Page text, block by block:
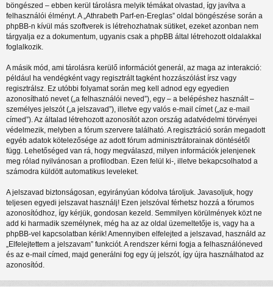
böngészed – ebben kerül tárolásra melyik témákat olvastad, így javítva a
felhasználói élményt. A „Athrabeth Parf-en-Ereglas” oldal böngészése során a
phpBB-n kívül más szoftverek is létrehozhatnak sütiket, ezeket azonban nem
tárgyalja ez a dokumentum, ugyanis csak a phpBB által létrehozott oldalakkal
foglalkozik.
A másik mód, ami tárolásra kerülő információt generál, az maga az interakció:
például ha vendégként vagy regisztrált tagként hozzászólást írsz vagy
regisztrálsz. Ez utóbbi folyamat során meg kell adnod egy egyedien
azonosítható nevet („a felhasználói neved”), egy – a belépéshez használt –
személyes jelszót („a jelszavad”), illetve egy valós e-mail címet („az e-mail
címed”). Az általad létrehozott azonosítót azon ország adatvédelmi törvényei
védelmezik, melyben a fórum szervere található. A regisztráció során megadott
egyéb adatok kötelezősége az adott fórum adminisztrátorainak döntésétől
függ. Lehetőséged van rá, hogy megválaszd, milyen információk jelenjenek
meg rólad nyilvánosan a profilodban. Ezen felül ki-, illetve bekapcsolhatod a
számodra küldött automatikus leveleket.
A jelszavad biztonságosan, egyirányúan kódolva tároljuk. Javasoljuk, hogy
teljesen egyedi jelszavat használj! Ezen jelszóval férhetsz hozzá a fórumos
azonosítódhoz, így kérjük, gondosan kezeld. Semmilyen körülmények közt ne
add ki harmadik személynek, még ha az az oldal üzemeltetője is, vagy ha a
phpBB-vel kapcsolatban kérik! Amennyiben elfelejted a jelszavad, használd az
„Elfelejtettem a jelszavam” funkciót. A rendszer kérni fogja a felhasználóneved
és az e-mail címed, majd generálni fog egy új jelszót, így újra használhatod az
azonosítód.